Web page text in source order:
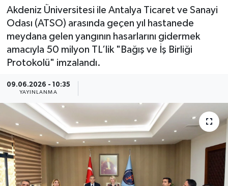
Akdeniz Üniversitesi ile Antalya Ticaret ve Sanayi
Odası (ATSO) arasında geçen yıl hastanede
meydana gelen yangının hasarlarını gidermek
amacıyla 50 milyon TL’lik "Bağış ve İş Birliği
Protokolü" imzalandı.
09.06.2026 - 10:35
YAYINLANMA
Ekonomi
Genel
Görüntülü Haber
Güncel
Kültür & Sanat
Magazin
Resmi İlan
Tüm Manşetler
Son Dakika Haberleri
Haber Arşivi